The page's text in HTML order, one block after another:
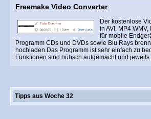
Freemake Video Converter
Der kostenlose
in AVI, MP4
für mobile
Programm CDs und DVDs sowie Blu Rays
hochladen.Das Programm ist sehr einfach zu
Funktionen sind hübsch aufgemacht und jeweils
Tipps aus Woche 32